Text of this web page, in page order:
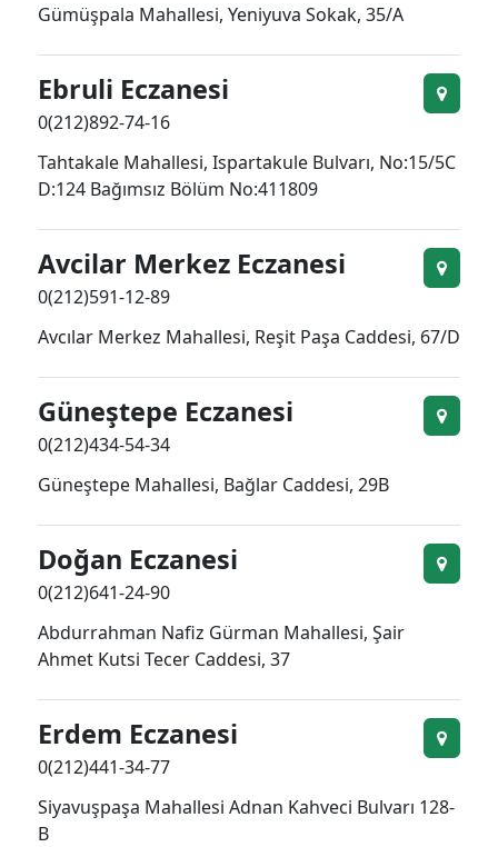
Gümüşpala Mahallesi, Yeniyuva Sokak, 35/A
Ebruli Eczanesi
0(212)892-74-16
Tahtakale Mahallesi, Ispartakule Bulvarı, No:15/5C
D:124 Bağımsız Bölüm No:411809
Avcilar Merkez Eczanesi
0(212)591-12-89
Avcılar Merkez Mahallesi, Reşit Paşa Caddesi, 67/D
Güneştepe Eczanesi
0(212)434-54-34
Güneştepe Mahallesi, Bağlar Caddesi, 29B
Doğan Eczanesi
0(212)641-24-90
Abdurrahman Nafiz Gürman Mahallesi, Şair
Ahmet Kutsi Tecer Caddesi, 37
Erdem Eczanesi
0(212)441-34-77
Siyavuşpaşa Mahallesi Adnan Kahveci Bulvarı 128-
B